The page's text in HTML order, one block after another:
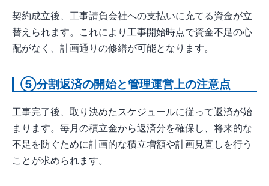
契約成立後、工事請負会社への支払いに充てる資金が立
替えられます。これにより工事開始時点で資金不足の心
配がなく、計画通りの修繕が可能となります。
⑤分割返済の開始と管理運営上の注意点
工事完了後、取り決めたスケジュールに従って返済が始
まります。毎月の積立金から返済分を確保し、将来的な
不足を防ぐために計画的な積立増額や計画見直しを行う
ことが求められます。